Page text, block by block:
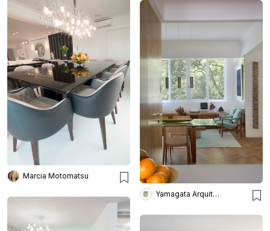
Marcia Motomatsu
Yamagata Arquitetura